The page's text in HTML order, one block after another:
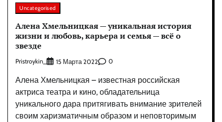
Uncategorised
Алена Хмельницкая — уникальная история
жизни и любовь, карьера и семья — всё о
звезде
Pristroykin_ 15 Марта 2022 0
Алена Хмельницкая – известная российская
актриса театра и кино, обладательница
уникального дара притягивать внимание зрителей
своим харизматичным образом и неповторимым